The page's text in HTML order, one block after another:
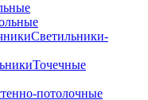
Светильники-
Точечные